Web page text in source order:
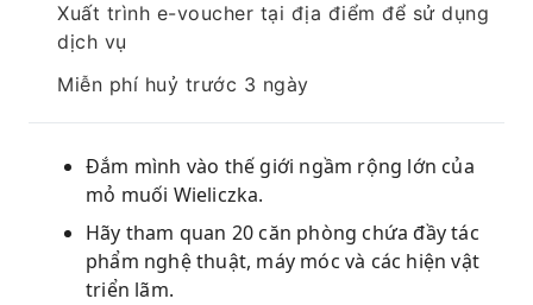
Xuất trình e-voucher tại địa điểm để sử dụng
dịch vụ
Miễn phí huỷ trước 3 ngày
Đắm mình vào thế giới ngầm rộng lớn của
mỏ muối Wieliczka.
Hãy tham quan 20 căn phòng chứa đầy tác
phẩm nghệ thuật, máy móc và các hiện vật
triển lãm.